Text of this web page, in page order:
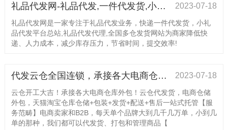
礼品代发网-礼品代发,一件代发货,小礼品代发平台 2023-07-18
礼品代发网是一家专注于礼品代发业务，快递一件代发货，小礼
品代发平台总站,礼品代发代理,全国多仓发货网站为商家降低快
递、人力成本，减少库存压力，节省时间，提交效率!
代发云仓全国连锁，承接各大电商仓库外包！为您省时省力省心省钱，价格美丽，欢迎带量咨询！ 2023-07-18
云仓开工大吉！承接各大电商仓库外包！云仓代发货，电商仓储
外包，天猫淘宝仓库仓储+包装+发货+配送+售后一站式托管【服
务范畴】电商卖家和B2B，每天单个品牌大到几千几万单，小到几
单的那种，我们都可以代发货、打包和管理商品【